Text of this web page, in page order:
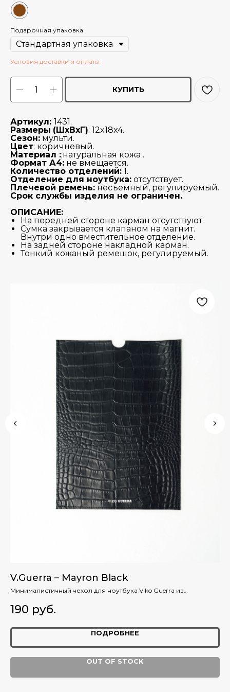
Подарочная упаковка
Условия доставки и оплаты
КУПИТЬ
Артикул: 1431.
Размеры (ШхВхГ): 12x18x4.
Сезон: мульти.
Цвет: коричневый.
Материал :;натуральная кожа .
Формат А4: не вмещается.
Количество отделений: 1.
Отделение для ноутбука: отсутствует.
Плечевой ремень: несъемный, регулируемый.
Срок службы изделия не ограничен.
ОПИСАНИЕ:
На передней стороне карман отсутствуют.
Сумка закрывается клапаном на магнит.
Внутри одно вместительное отделение.
На задней стороне накладной карман.
Тонкий кожаный ремешок, регулируемый.
V.Guerra – Mayron Black
Минималистичный чехол для ноутбука Viko Guerra из
тиснением Croco.
190 руб.
ПОДРОБНЕЕ
OUT OF STOCK